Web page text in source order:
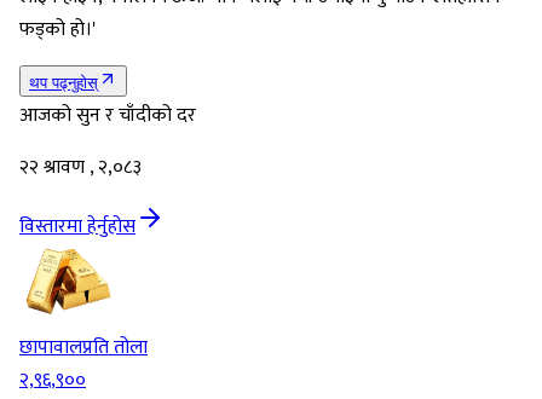
फड्को हो।'
थप पढ्नुहोस्
आजको सुन र चाँदीको दर
२२ श्रावण , २,०८३
विस्तारमा हेर्नुहोस
छापावालप्रति तोला
२,९६,९००